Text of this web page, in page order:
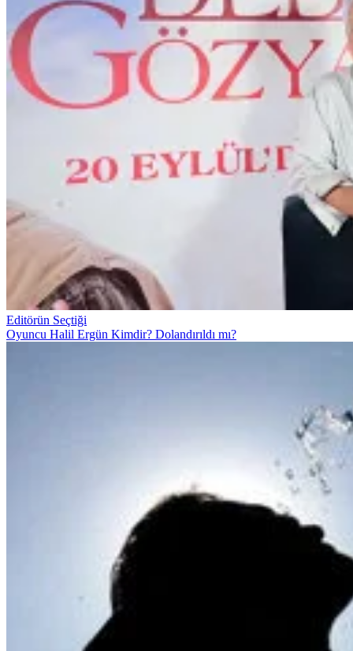
Editörün Seçtiği
Oyuncu Halil Ergün Kimdir? Dolandırıldı mı?